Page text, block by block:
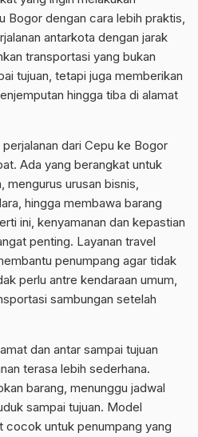
Bogor dengan cara lebih praktis,
antarkota dengan jarak
transportasi yang bukan
tujuan, tetapi juga memberikan
hingga tiba di alamat
dari Cepu ke Bogor
Ada yang berangkat untuk
mengurus urusan bisnis,
hingga membawa barang
ini, kenyamanan dan kepastian
penting. Layanan travel
penumpang agar tidak
perlu antre kendaraan umum,
sambungan setelah
dan antar sampai tujuan
terasa lebih sederhana.
barang, menunggu jadwal
sampai tujuan. Model
cocok untuk penumpang yang